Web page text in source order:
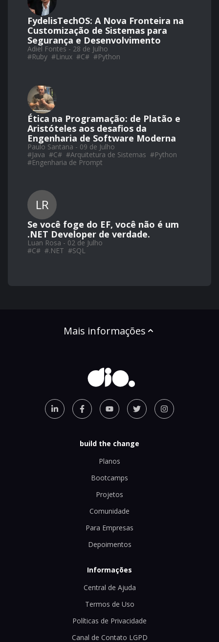
FydelisTechOS: A Nova Fronteira na
Customização de Sistemas para
Segurança e Desenvolvimento
Adiel Fontes - 28 de Julho
#Ruby #Linux #C# #Python
Ética na Programação: de Platão e
Aristóteles aos desafios da
Engenharia de Software Moderna
Paulo Santana - 09 de Julho
#Java #C# #Arquitetura de Sistemas #Python
#Engenharia de Prompt
LR
Se você foge do EF, você não é um
.NET Developer de verdade.
Luan Rosa - 02 de Julho
#C# #.NET #SQL
Mais informações
build the change
Planos
Bootcamps
Projetos
Comunidade
Para Empresas
Depoimentos
Informações
Central de Ajuda
Termos de Uso
Políticas de Privacidade
Canal de Contato LGPD